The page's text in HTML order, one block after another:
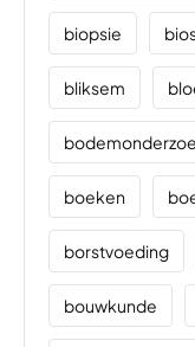
biopsie
bliksem
boeken
borstvoeding
bouwkunde